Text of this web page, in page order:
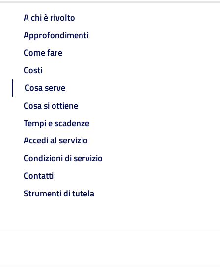
A chi è rivolto
Approfondimenti
Come fare
Costi
Cosa serve
Cosa si ottiene
Tempi e scadenze
Accedi al servizio
Condizioni di servizio
Contatti
Strumenti di tutela